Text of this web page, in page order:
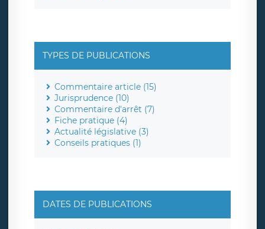
TYPES DE PUBLICATIONS
Commentaire article (15)
Jurisprudence (10)
Commentaire d'arrêt (7)
Fiche pratique (4)
Actualité législative (3)
Conseils pratiques (1)
DATES DE PUBLICATIONS